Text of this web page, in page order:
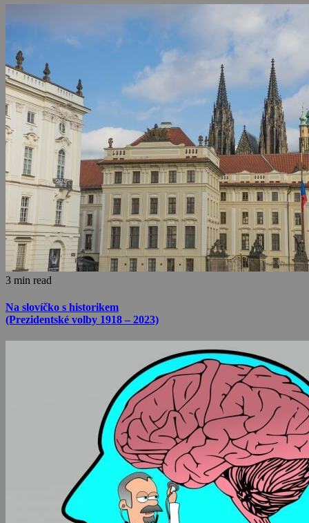
3 min read
Na slovíčko s historikem
(Prezidentské volby 1918 – 2023)